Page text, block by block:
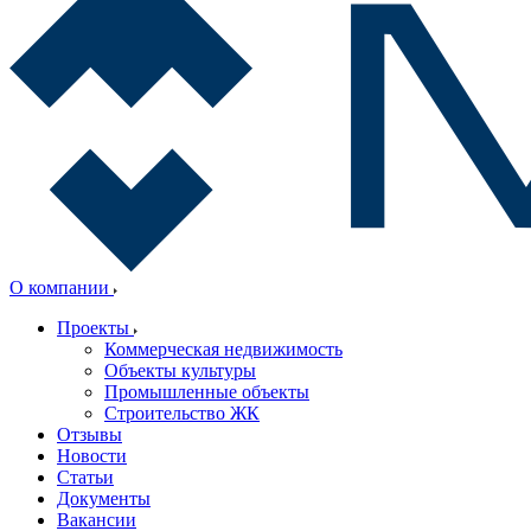
О компании
Проекты
Коммерческая недвижимость
Объекты культуры
Промышленные объекты
Строительство ЖК
Отзывы
Новости
Статьи
Документы
Вакансии